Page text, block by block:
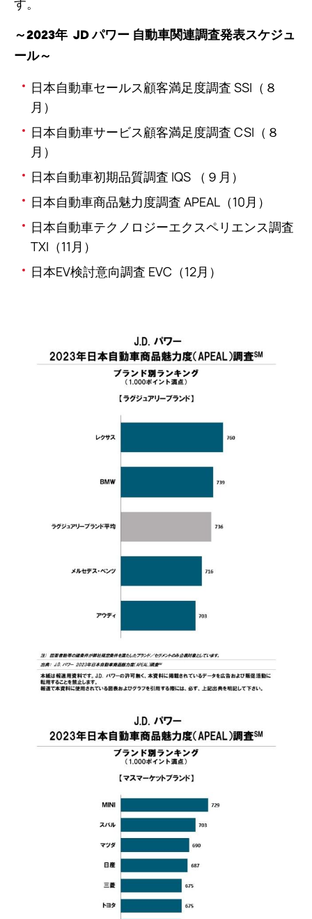
す。
～2023年 JD パワー 自動車関連調査発表スケジュ
ール～
日本自動車セールス顧客満足度調査 SSI（８
月）
日本自動車サービス顧客満足度調査 CSI（８
月）
日本自動車初期品質調査 IQS （９月）
日本自動車商品魅力度調査 APEAL（10月）
日本自動車テクノロジーエクスペリエンス調査
TXI（11月）
日本EV検討意向調査 EVC（12月）